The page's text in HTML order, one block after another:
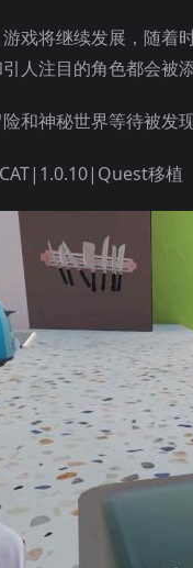
戏将继续发展，随着
人注目的角色都会被添
和神秘世界等待被发
移植